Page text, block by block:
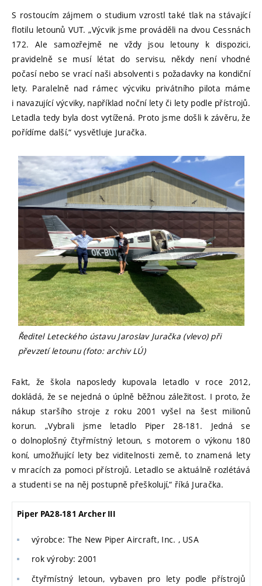
S rostoucím zájmem o studium vzrostl také tlak na stávající
flotilu letounů VUT. „Výcvik jsme prováděli na dvou Cessnách
172. Ale samozřejmě ne vždy jsou letouny k dispozici,
pravidelně se musí létat do servisu, někdy není vhodné
počasí nebo se vrací naši absolventi s požadavky na kondiční
lety. Paralelně nad rámec výcviku privátního pilota máme
i navazující výcviky, například noční lety či lety podle přístrojů.
Letadla tedy byla dost vytížená. Proto jsme došli k závěru, že
pořídíme další,“ vysvětluje Juračka.
Ředitel Leteckého ústavu Jaroslav Juračka (vlevo) při
převzetí letounu (foto: archiv LÚ)
Fakt, že škola naposledy kupovala letadlo v roce 2012,
dokládá, že se nejedná o úplně běžnou záležitost. I proto, že
nákup staršího stroje z roku 2001 vyšel na šest milionů
korun. „Vybrali jsme letadlo Piper 28-181. Jedná se
o dolnoplošný čtyřmístný letoun, s motorem o výkonu 180
koní, umožňující lety bez viditelnosti země, to znamená lety
v mracích za pomoci přístrojů. Letadlo se aktuálně rozlétává
a studenti se na něj postupně přeškolují,“ říká Juračka.
Piper PA28-181 Archer III
výrobce: The New Piper Aircraft, Inc. , USA
rok výroby: 2001
čtyřmístný letoun, vybaven pro lety podle přístrojů